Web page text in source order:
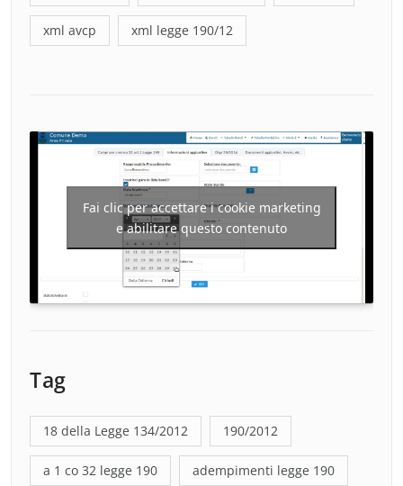
xml avcp xml legge 190/12
Fai clic per accettare i cookie marketing
e abilitare questo contenuto
Tag
18 della Legge 134/2012 190/2012
a 1 co 32 legge 190 adempimenti legge 190